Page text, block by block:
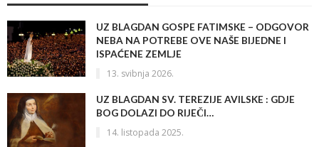
UZ BLAGDAN GOSPE FATIMSKE – ODGOVOR
NEBA NA POTREBE OVE NAŠE BIJEDNE I
ISPAĆENE ZEMLJE
13. svibnja 2026.
UZ BLAGDAN SV. TEREZIJE AVILSKE : GDJE
BOG DOLAZI DO RIJEČI…
14. listopada 2025.